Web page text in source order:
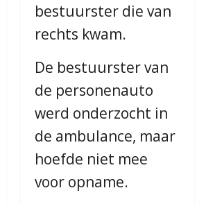
bestuurster die van
rechts kwam.
De bestuurster van
de personenauto
werd onderzocht in
de ambulance, maar
hoefde niet mee
voor opname.